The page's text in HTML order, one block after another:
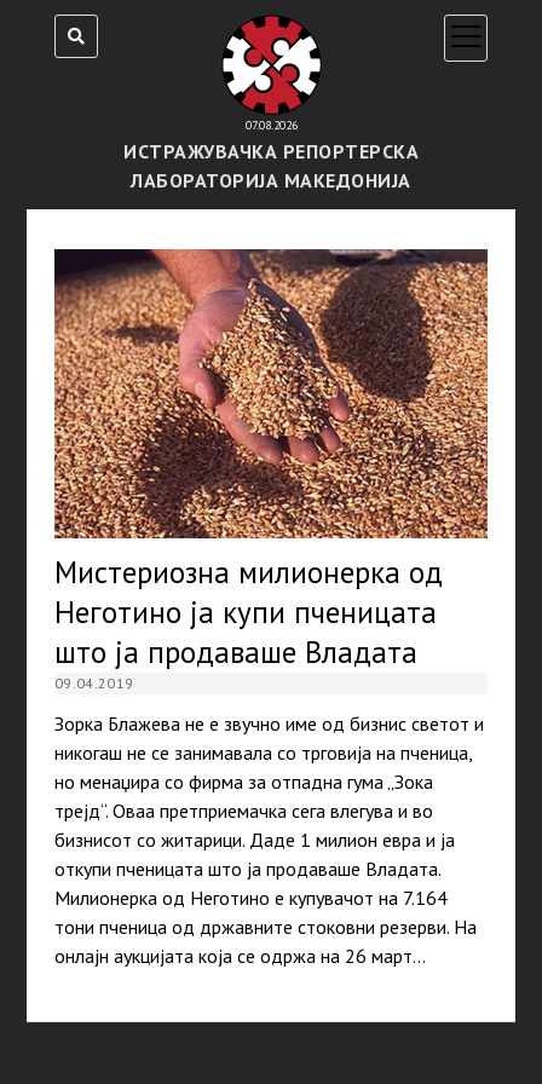
07.08.2026
ИСТРАЖУВАЧКА РЕПОРТЕРСКА
ЛАБОРАТОРИЈА МАКЕДОНИЈА
open
menu
Мистериозна милионерка од
Неготино ја купи пченицата
што ја продаваше Владата
09.04.2019
Зорка Блажева не е звучно име од бизнис светот и
никогаш не се занимавала со трговија на пченица,
но менаџира со фирма за отпадна гума „Зока
трејд“. Oваа претприемачка сега влегува и во
бизнисот со житарици. Даде 1 милион евра и ја
откупи пченицата што ја продаваше Владата.
Милионерка од Неготино е купувачот на 7.164
тони пченица од државните стоковни резерви. На
онлајн аукцијата која се одржа на 26 март…